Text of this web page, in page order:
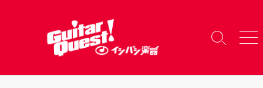
へ
検
り
メ
ー